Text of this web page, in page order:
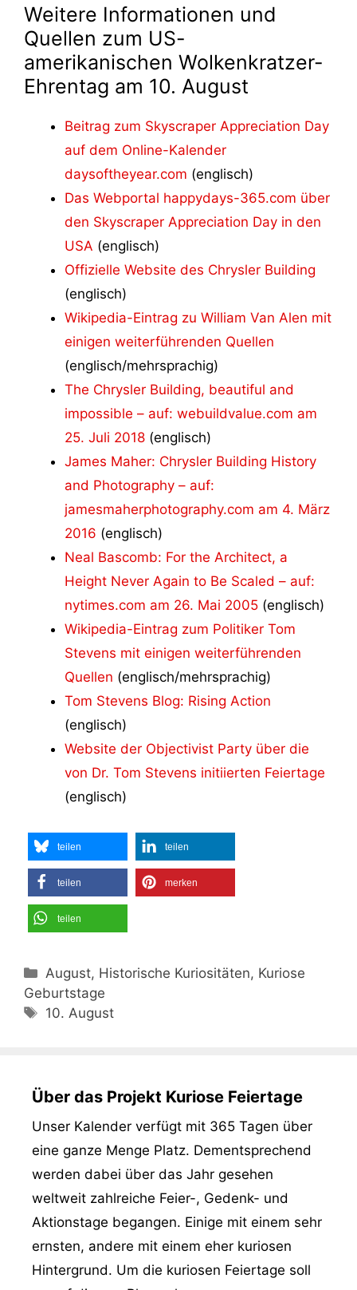
Weitere Informationen und
Quellen zum US-
amerikanischen Wolkenkratzer-
Ehrentag am 10. August
Beitrag zum Skyscraper Appreciation Day
auf dem Online-Kalender
daysoftheyear.com (englisch)
Das Webportal happydays-365.com über
den Skyscraper Appreciation Day in den
USA (englisch)
Offizielle Website des Chrysler Building
(englisch)
Wikipedia-Eintrag zu William Van Alen mit
einigen weiterführenden Quellen
(englisch/mehrsprachig)
The Chrysler Building, beautiful and
impossible – auf: webuildvalue.com am
25. Juli 2018 (englisch)
James Maher: Chrysler Building History
and Photography – auf:
jamesmaherphotography.com am 4. März
2016 (englisch)
Neal Bascomb: For the Architect, a
Height Never Again to Be Scaled – auf:
nytimes.com am 26. Mai 2005 (englisch)
Wikipedia-Eintrag zum Politiker Tom
Stevens mit einigen weiterführenden
Quellen (englisch/mehrsprachig)
Tom Stevens Blog: Rising Action
(englisch)
Website der Objectivist Party über die
von Dr. Tom Stevens initiierten Feiertage
(englisch)
teilen teilen
teilen merken
teilen
Kategorien
August, Historische Kuriositäten, Kuriose
Geburtstage
Schlagwörter
10. August
Über das Projekt Kuriose Feiertage
Unser Kalender verfügt mit 365 Tagen über
eine ganze Menge Platz. Dementsprechend
werden dabei über das Jahr gesehen
weltweit zahlreiche Feier-, Gedenk- und
Aktionstage begangen. Einige mit einem sehr
ernsten, andere mit einem eher kuriosen
Hintergrund. Um die kuriosen Feiertage soll